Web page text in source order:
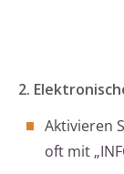
2.
Aktivieren
oft mit